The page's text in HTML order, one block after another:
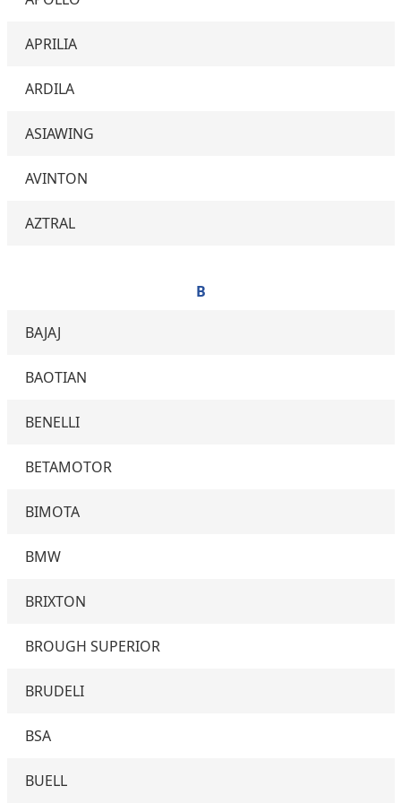
APRILIA
ARDILA
ASIAWING
AVINTON
AZTRAL
B
BAJAJ
BAOTIAN
BENELLI
BETAMOTOR
BIMOTA
BMW
BRIXTON
BROUGH SUPERIOR
BRUDELI
BSA
BUELL